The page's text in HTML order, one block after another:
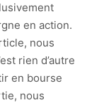
en action.
nous
rien d’autre
en bourse
nous